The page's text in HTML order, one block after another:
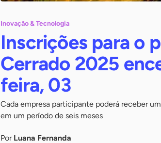
Inovação & Tecnologia
Inscrições para o
Cerrado 2025
feira, 03
Cada empresa participante poderá receber
em um período de seis meses
Por Luana Fernanda